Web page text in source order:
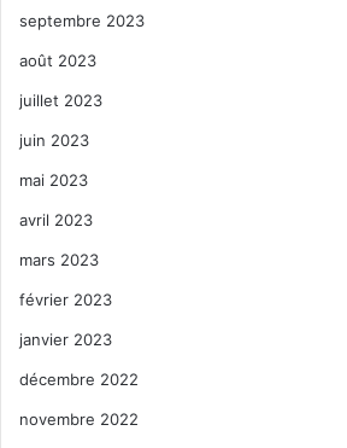
septembre 2023
août 2023
juillet 2023
juin 2023
mai 2023
avril 2023
mars 2023
février 2023
janvier 2023
décembre 2022
novembre 2022